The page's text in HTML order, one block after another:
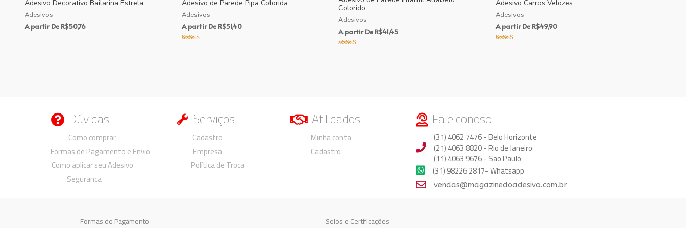
Adesivo Decorativo Bailarina Estrela
Adesivos
A partir De R$50,76
Adesivo de Parede Pipa Colorida
Adesivos
A partir De R$51,40
Colorido
Adesivos
A partir De R$41,45
Adesivo Carros Velozes
Adesivos
A partir De R$49,90
Duvidas
Dúvidas
Como comprar
Formas de Pagamento e Envio
Como aplicar seu Adesivo
Seguranca
Duvidas
Serviços
Cadastro
Empresa
Política de Troca
Duvidas
Afilidados
Minha conta
Cadastro
Duvidas
Fale conoso
(31) 4062 7476 - Belo Horizonte
(21) 4063 8820 - Rio de Janeiro
(11) 4063 9676 - Sao Paulo
(31) 98226 2817- Whatsapp
vendas@magazinedoadesivo.com.br
Formas de Pagamento Selos e Certificações